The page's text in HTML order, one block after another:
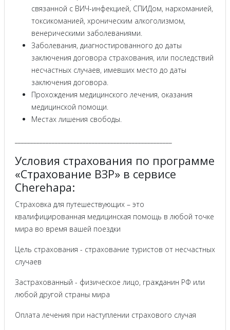
связанной с ВИЧ-инфекцией, СПИДом, наркоманией,
токсикоманией, хроническим алкоголизмом,
венерическими заболеваниями.
Заболевания, диагностированного до даты
заключения договора страхования, или последствий
несчастных случаев, имевших место до даты
заключения договора.
Прохождения медицинского лечения, оказания
медицинской помощи.
Местах лишения свободы.
Условия страхования по программе
«Страхование ВЗР» в сервисе
Cherehapa:
Страховка для путешествующих – это
квалифицированная медицинская помощь в любой точке
мира во время вашей поездки
Цель страхования - страхование туристов от несчастных
случаев
Застрахованный - физическое лицо, гражданин РФ или
любой другой страны мира
Оплата лечения при наступлении страхового случая